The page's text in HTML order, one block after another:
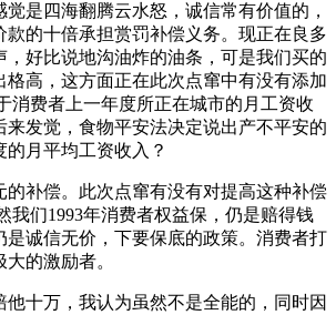
四海翻腾云水怒，诚信常有价值的，
款的十倍承担赏罚补偿义务。现正在良多
，好比说地沟油炸的油条，可是我们买的
格高，这方面正在此次点窜中有没有添加
消费者上一年度所正在城市的月工资收
来发觉，食物平安法决定说出产不平安的
月平均工资收入？
补偿。此次点窜有没有对提高这种补偿
我们1993年消费者权益保，仍是赔得钱
是诚信无价，下要保底的政策。消费者打
的激励者。
十万，我认为虽然不是全能的，同时因